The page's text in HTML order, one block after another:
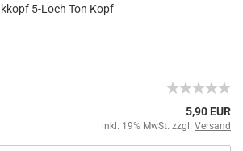
5-Loch Ton Kopf
5,90 EUR
inkl. 19% MwSt. zzgl. Versand